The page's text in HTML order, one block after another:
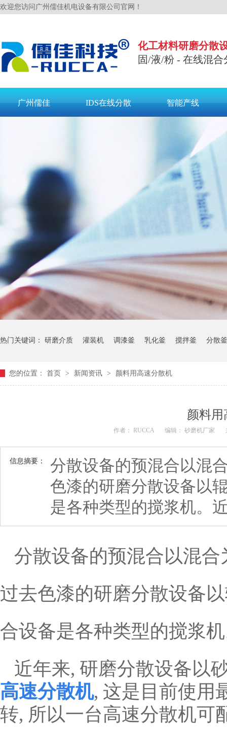
欢迎您访问广州儒佳机电设备有限公司官网！
化工材料研磨分
固/液/粉 - 在线混
广州儒佳 IDS在线分散 智能产线
热门关键词： 研磨介质 灌装机 调漆釜 乳化釜 搅拌釜 分散釜
您的位置： 首页 > 新闻资讯 > 颜料用高速分散机
颜料用
作者： RUCCA 编辑： 砂磨机厂家
信息摘要：
分散设备的预混合以混
色漆的研磨分散设备以
是各种类型的搅浆机。
分散设备的预混合以混
过去色漆的研磨分散设备
合设备是各种类型的搅浆
近年来, 研磨分散设备以
高速分散机, 这是目前使用
转, 所以一台高速分散机可